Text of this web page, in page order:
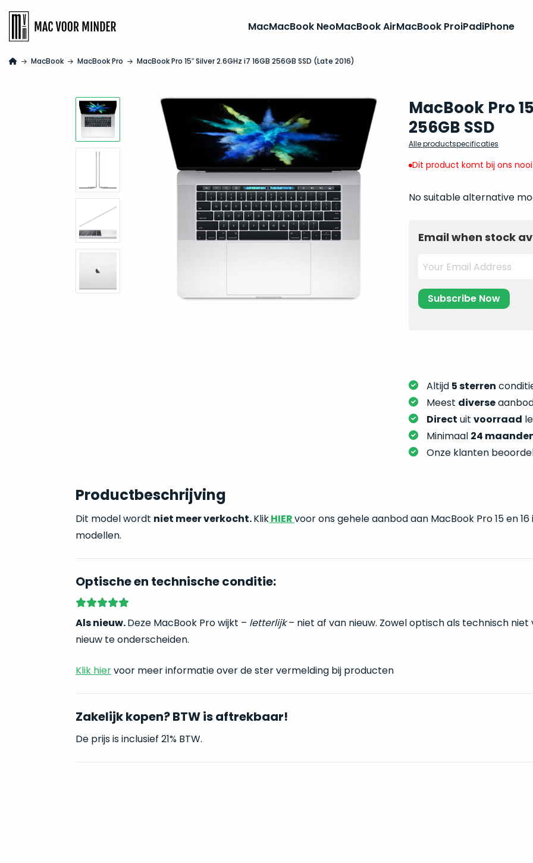
MacMacBook NeoMacBook AirMacBook ProiPadiPhone
MacBook MacBook Pro MacBook Pro 15″ Silver 2.6GHz i7 16GB 256GB SSD (Late 2016)
MacBook Pro
256GB SSD
Alle productspecificaties
Dit product komt bij ons
No suitable alternative
Email when stock
Altijd 5 sterren
Meest diverse
Direct uit voorraad
Minimaal 24
Onze klanten
Productbeschrijving
Dit model wordt niet meer verkocht.KlikHIERvoor ons gehele aanbod aan MacBook Pro 15 en 16
modellen.
Optische en technische conditie:
Als nieuw.Deze MacBook Pro wijkt – letterlijk– niet af van nieuw. Zowel optisch als technisch niet
nieuw te onderscheiden.
Klik hiervoor meer informatie over de ster vermelding bij producten
Zakelijk kopen? BTW is aftrekbaar!
De prijs is inclusief 21% BTW.